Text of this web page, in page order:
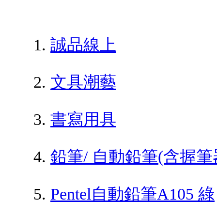
誠品線上
文具潮藝
書寫用具
鉛筆/ 自動鉛筆(含握筆
Pentel自動鉛筆A105 綠